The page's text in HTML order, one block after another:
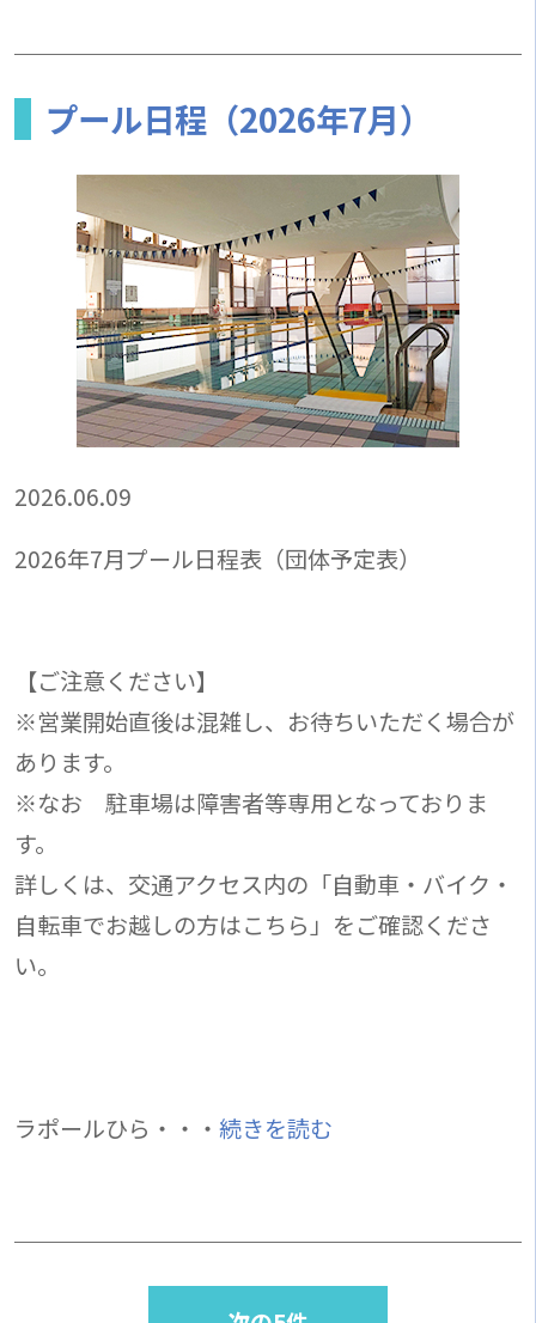
プール日程（2026年7月）
2026.06.09
2026年7月プール日程表（団体予定表）
【ご注意ください】
※営業開始直後は混雑し、お待ちいただく場合が
あります。
※なお 駐車場は障害者等専用となっておりま
す。
詳しくは、交通アクセス内の「自動車・バイク・
自転車でお越しの方はこちら」をご確認くださ
い。
ラポールひら・・・ 続きを読む